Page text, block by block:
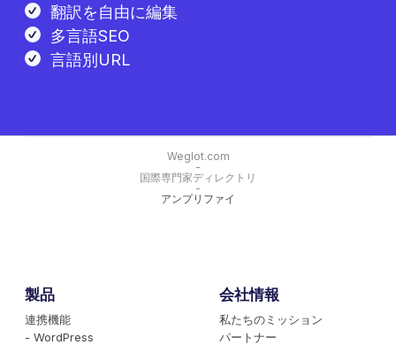
翻訳を自由に編集
多言語SEO
言語別URL
Weglot.com
-
国際専門家ディレクトリ
-
アンプリファイ
製品
連携機能
- WordPress
会社情報
私たちのミッション
パートナー